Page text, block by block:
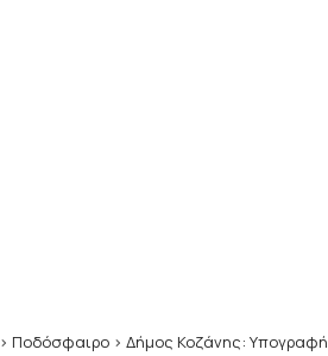
> Ποδόσφαιρο > Δήμος Κοζάνης: Υπογραφή σύμβασης για το έργο κατασκευής συνθετικού τάπητα (ταρτάν) στο Δημοτικό Γήπεδο Αιανής